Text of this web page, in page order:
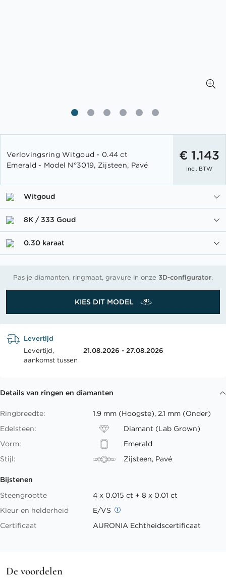
het
begin
de
afbeeldingen-
Verlovingsring Witgoud - 0.44 ct
Emerald - Model N°3019, Zijsteen, Pavé
€ 1.143
Incl. BTW
Witgoud
8K / 333 Goud
0.30 karaat
Pas je diamanten, ringmaat, gravure in onze 3D-configurator.
KIES DIT MODEL
Levertijd
Levertijd,
aankomst tussen
21.08.2026 - 27.08.2026
Details van ringen en diamanten
Ringbreedte:
1.9 mm (Hoogste), 2.1 mm (Onder)
Edelsteen:
Diamant (Lab Grown)
Vorm:
Emerald
Stijl:
Zijsteen, Pavé
Bijstenen
Steengrootte
4 x 0.015 ct + 8 x 0.01 ct
Kleur en helderheid
E/VS
Certificaat
AURONIA Echtheidscertificaat
De voordelen